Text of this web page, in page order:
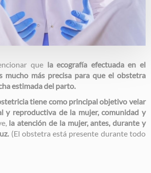
que la ecografía efectuada en el
mucho más precisa para que el obstetra
estimada del parto.
tiene como principal objetivo velar
y reproductiva de la mujer, comunidad y
la atención de la mujer, antes, durante y
(El obstetra está presente durante todo